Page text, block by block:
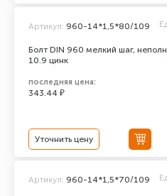
Болт DIN 960 мелкий шаг,
10.9 цинк
Артикул: 960-14*1,5*80/109
последняя цена:
343.44 ₽
Уточнить цену
Артикул: 960-14*1,5*70/109